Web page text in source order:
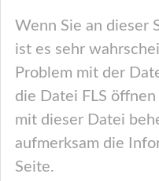
Wenn Sie an dieser
ist es sehr
Problem mit der
die Datei FLS
mit dieser Datei
aufmerksam die
Seite.